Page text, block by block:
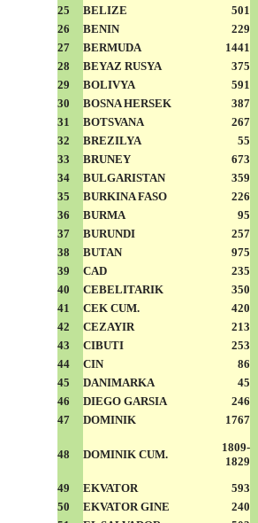
25
BELIZE
501
26
BENIN
229
27
BERMUDA
1441
28
BEYAZ RUSYA
375
29
BOLIVYA
591
30
BOSNA HERSEK
387
31
BOTSVANA
267
32
BREZILYA
55
33
BRUNEY
673
34
BULGARISTAN
359
35
BURKINA FASO
226
36
BURMA
95
37
BURUNDI
257
38
BUTAN
975
39
CAD
235
40
CEBELITARIK
350
41
CEK CUM.
420
42
CEZAYIR
213
43
CIBUTI
253
44
CIN
86
45
DANIMARKA
45
46
DIEGO GARSIA
246
47
DOMINIK 1767
48 DOMINIK CUM.
1809-
1829
49
EKVATOR
593
50
EKVATOR GINE
240